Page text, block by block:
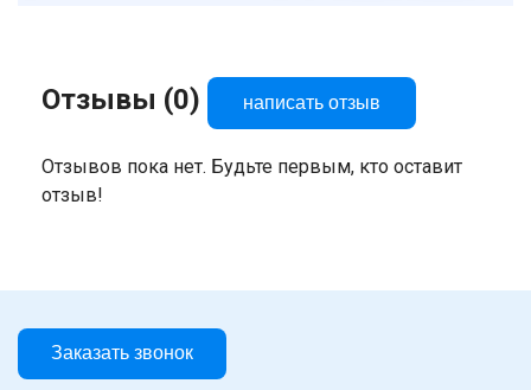
Отзывы (0) написать отзыв
Отзывов пока нет. Будьте первым, кто оставит
отзыв!
Заказать звонок